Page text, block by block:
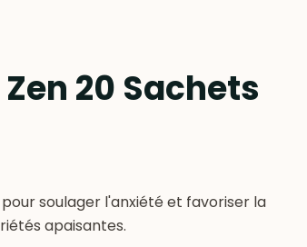
20 Sachets
soulager l'anxiété et favoriser la
apaisantes.